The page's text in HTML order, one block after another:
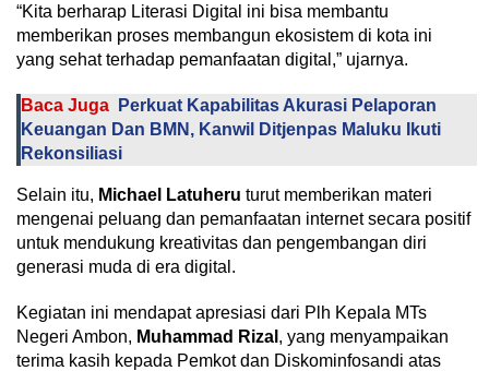
“Kita berharap Literasi Digital ini bisa membantu
memberikan proses membangun ekosistem di kota ini
yang sehat terhadap pemanfaatan digital,” ujarnya.
Baca Juga
Perkuat Kapabilitas Akurasi Pelaporan
Keuangan Dan BMN, Kanwil Ditjenpas Maluku Ikuti
Rekonsiliasi
Selain itu, Michael Latuheru turut memberikan materi
mengenai peluang dan pemanfaatan internet secara positif
untuk mendukung kreativitas dan pengembangan diri
generasi muda di era digital.
Kegiatan ini mendapat apresiasi dari Plh Kepala MTs
Negeri Ambon, Muhammad Rizal , yang menyampaikan
terima kasih kepada Pemkot dan Diskominfosandi atas